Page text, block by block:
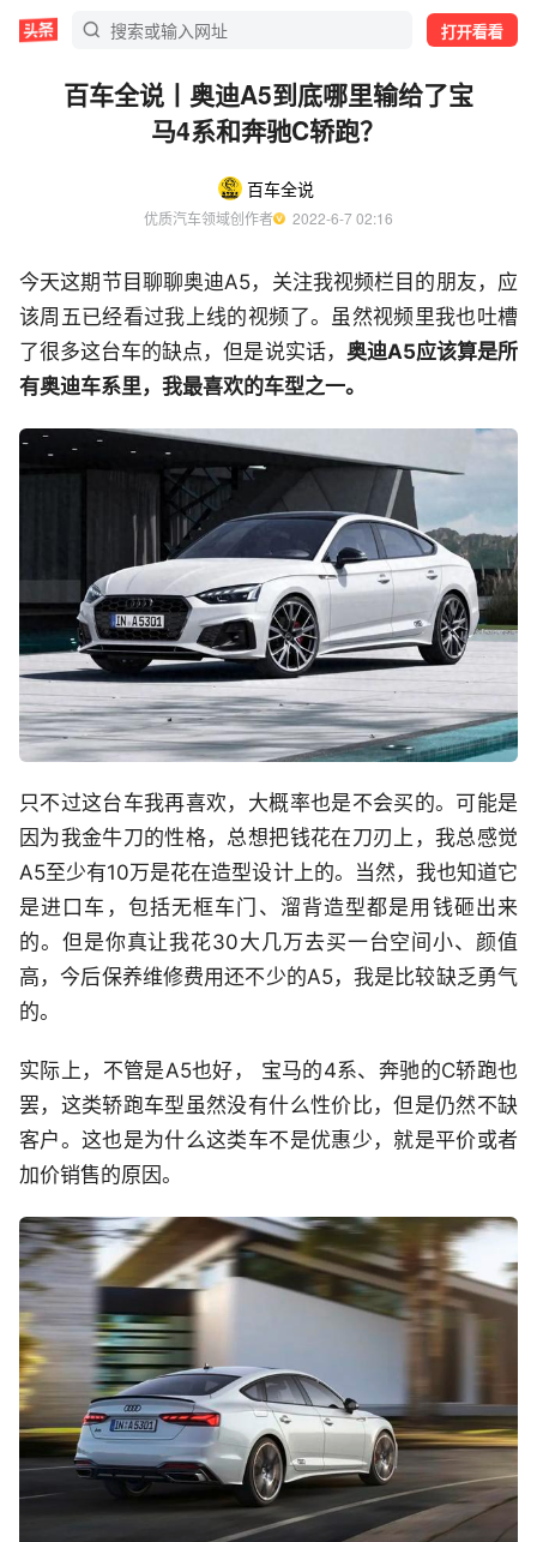
打开看看
百车全说丨奥迪A5到底哪里输给了宝
马4系和奔驰C轿跑？
百车全说
优质汽车领域创作者
  2022-6-7 02:16
今天这期节目聊聊奥迪A5，关注我视频栏目的朋友，应
该周五已经看过我上线的视频了。虽然视频里我也吐槽
了很多这台车的缺点，但是说实话， 奥迪A5应该算是所
有奥迪车系里，我最喜欢的车型之一。
只不过这台车我再喜欢，大概率也是不会买的。可能是
因为我金牛刀的性格，总想把钱花在刀刃上，我总感觉
A5至少有10万是花在造型设计上的。当然，我也知道它
是进口车，包括无框车门、溜背造型都是用钱砸出来
的。但是你真让我花30大几万去买一台空间小、颜值
高，今后保养维修费用还不少的A5，我是比较缺乏勇气
的。
实际上，不管是A5也好， 宝马的4系、奔驰的C轿跑也
罢，这类轿跑车型虽然没有什么性价比，但是仍然不缺
客户。这也是为什么这类车不是优惠少，就是平价或者
加价销售的原因。